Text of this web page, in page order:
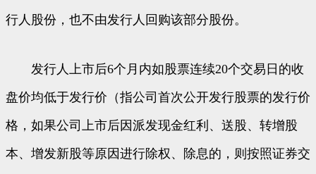
行人股份，也不由发行人回购该部分股份。
发行人上市后6个月内如股票连续20个交易日的收
盘价均低于发行价（指公司首次公开发行股票的发行价
格，如果公司上市后因派发现金红利、送股、转增股
本、增发新股等原因进行除权、除息的，则按照证券交